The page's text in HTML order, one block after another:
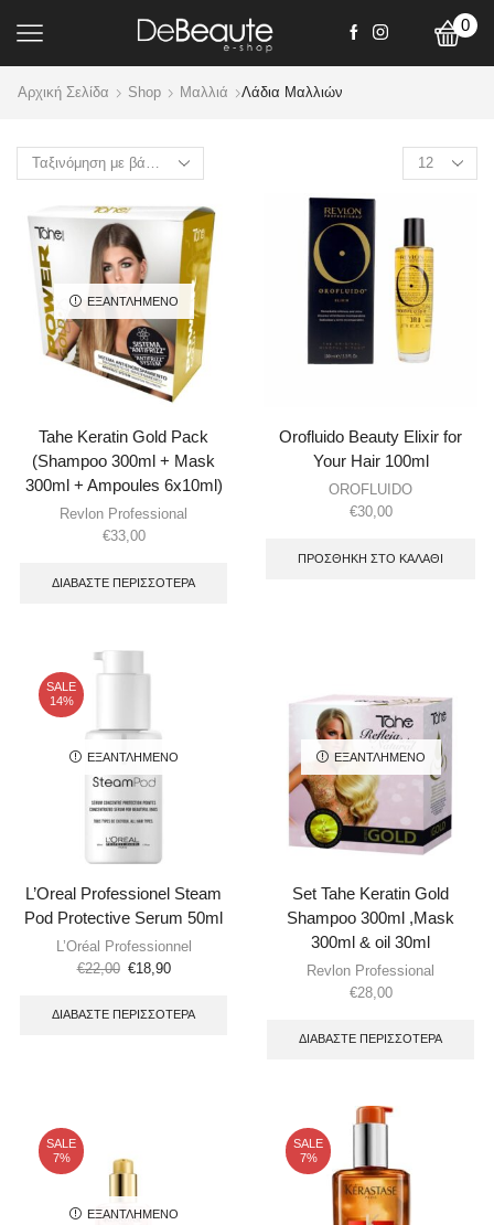
0
Αρχική Σελίδα Shop Mαλλιά Λάδια Μαλλιών
Products
per
ΕΞΑΝΤΛΗΜΈΝΟ
Tahe Keratin Gold Pack
(Shampoo 300ml + Mask
300ml + Ampoules 6x10ml)
Revlon Professional
€33,00
ΔΙΑΒΆΣΤΕ ΠΕΡΙΣΣΌΤΕΡΑ
Orofluido Beauty Elixir for
Your Hair 100ml
OROFLUIDO
€30,00
ΠΡΟΣΘΉΚΗ ΣΤΟ ΚΑΛΆΘΙ
SALE
14%
ΕΞΑΝΤΛΗΜΈΝΟ
L’Oreal Professionel Steam
Pod Protective Serum 50ml
L’Oréal Professionnel
€22,00 €18,90
ΔΙΑΒΆΣΤΕ ΠΕΡΙΣΣΌΤΕΡΑ
ΕΞΑΝΤΛΗΜΈΝΟ
Set Tahe Keratin Gold
Shampoo 300ml ,Mask
300ml & oil 30ml
Revlon Professional
€28,00
ΔΙΑΒΆΣΤΕ ΠΕΡΙΣΣΌΤΕΡΑ
SALE
7%
ΕΞΑΝΤΛΗΜΈΝΟ
SALE
7%